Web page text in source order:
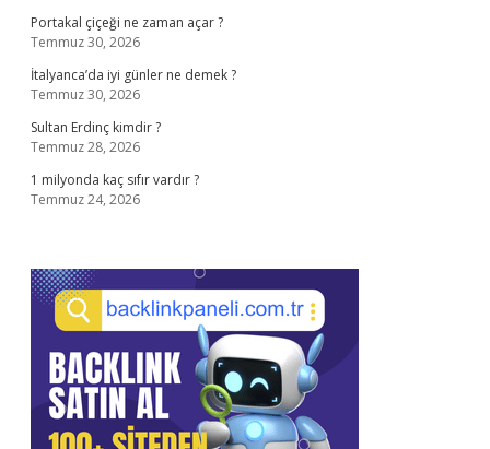
Portakal çiçeği ne zaman açar ?
Temmuz 30, 2026
İtalyanca’da iyi günler ne demek ?
Temmuz 30, 2026
Sultan Erdinç kimdir ?
Temmuz 28, 2026
1 milyonda kaç sıfır vardır ?
Temmuz 24, 2026